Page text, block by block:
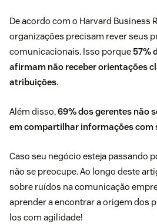
De acordo com o Harvard Business
organizações precisam rever seus
comunicacionais. Isso porque 57%
afirmam não receber orientações
atribuições.
Além disso,69% dos gerentes não
em compartilhar informações com
Caso seu negócio esteja passando
não se preocupe. Ao longo deste
sobre ruídos na comunicação
aprender a encontrar a origem dos
los com agilidade!